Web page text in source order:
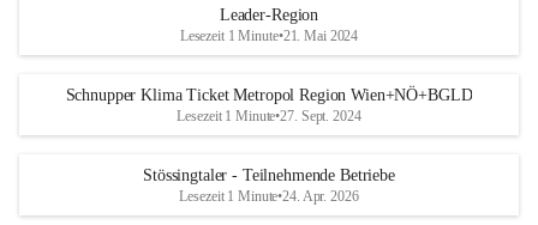
Leader-Region
Lesezeit 1 Minute•21. Mai 2024
Schnupper Klima Ticket Metropol Region Wien+NÖ+BGLD
Lesezeit 1 Minute•27. Sept. 2024
Stössingtaler - Teilnehmende Betriebe
Lesezeit 1 Minute•24. Apr. 2026